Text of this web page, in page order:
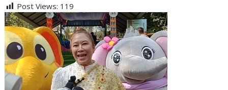
e
b
o
o
k
itt
er
d
di
t
e g
g
er
m
bl
r
er
e
st
p
y
Li
n
k
Post Views: 119